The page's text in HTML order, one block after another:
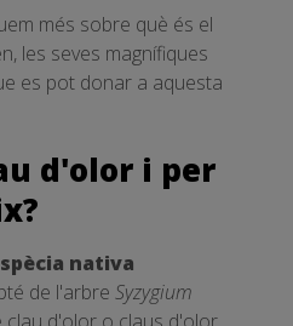
més sobre què és el
les seves magnífiques
es pot donar a aquesta
d'olor i per
nativa
de l'arbre Syzygium